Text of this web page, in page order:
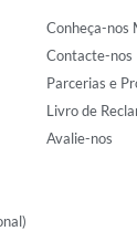
Conheça-nos
Contacte-nos
Parcerias e
Livro de
Avalie-nos